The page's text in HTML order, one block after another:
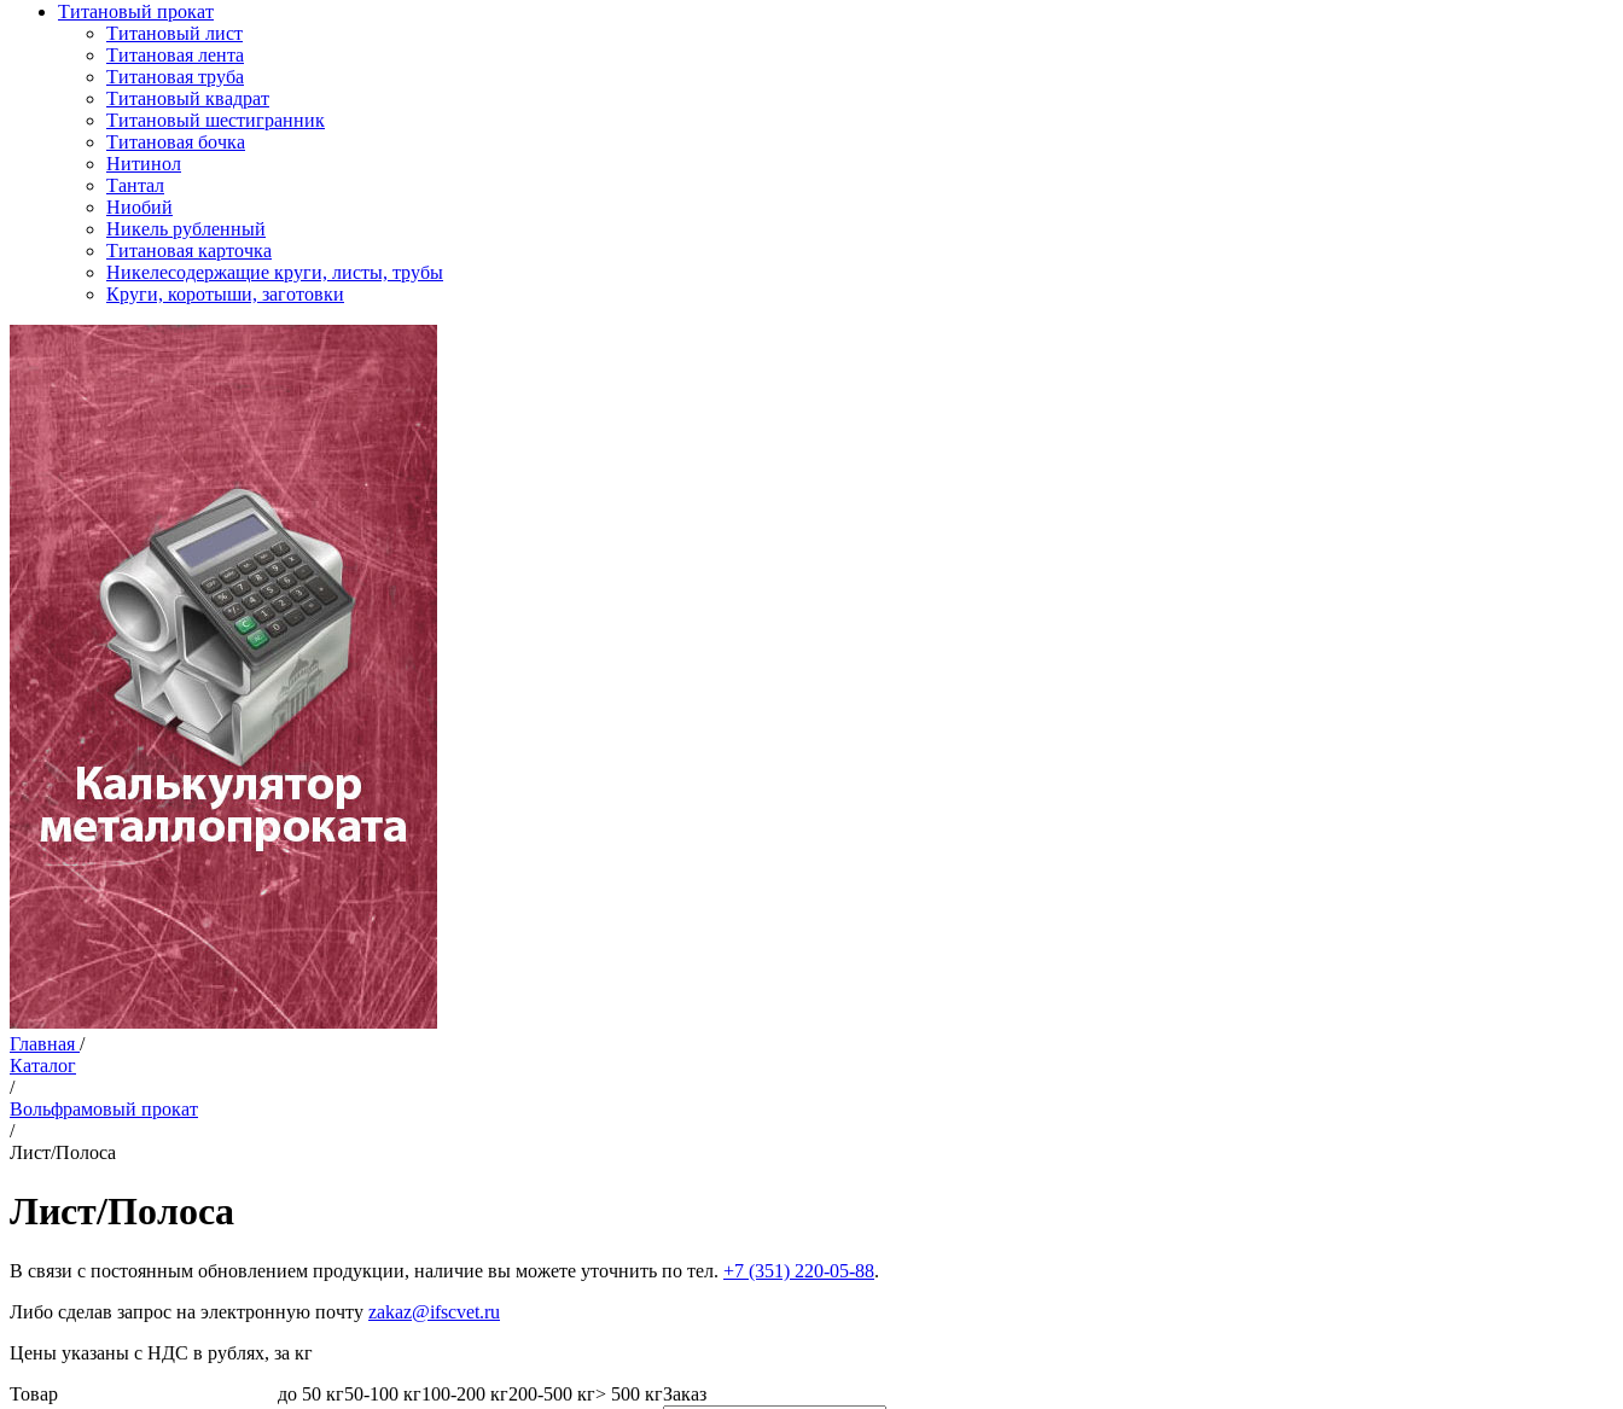
Титановый прокат
Титановый лист
Титановая лента
Титановая труба
Титановый квадрат
Титановый шестигранник
Титановая бочка
Нитинол
Тантал
Ниобий
Никель рубленный
Титановая карточка
Никелесодержащие круги, листы, трубы
Круги, коротыши, заготовки
Главная /
Каталог
/
Вольфрамовый прокат
/
Лист/Полоса
Лист/Полоса
В связи с постоянным обновлением продукции, наличие вы можете уточнить по тел. +7 (351) 220-05-88.
Либо сделав запрос на электронную почту zakaz@ifscvet.ru
Цены указаны с НДС в рублях, за кг
Товар
до 50 кг50-100 кг100-200 кг200-500 кг> 500 кгЗаказ